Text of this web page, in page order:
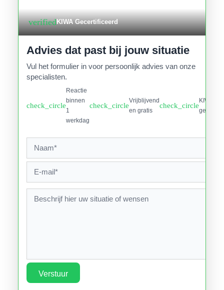
verifiedKIWA Gecertificeerd
Advies dat past bij jouw situatie
Vul het formulier in voor persoonlijk advies van onze
specialisten.
check_circle
Reactie
binnen
1
werkdag
check_circle
Vrijblijvend
en gratis
check_circle
KIWA
Verstuur